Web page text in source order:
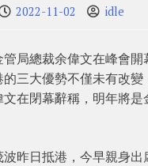
2022-11-02 idle
局總裁余偉文在峰會
三大優勢不僅未有改
在閉幕辭稱，明年將
昨日抵港，今早親身